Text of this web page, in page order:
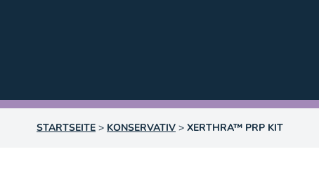
STARTSEITE > KONSERVATIV > XERTHRA™ PRP KIT